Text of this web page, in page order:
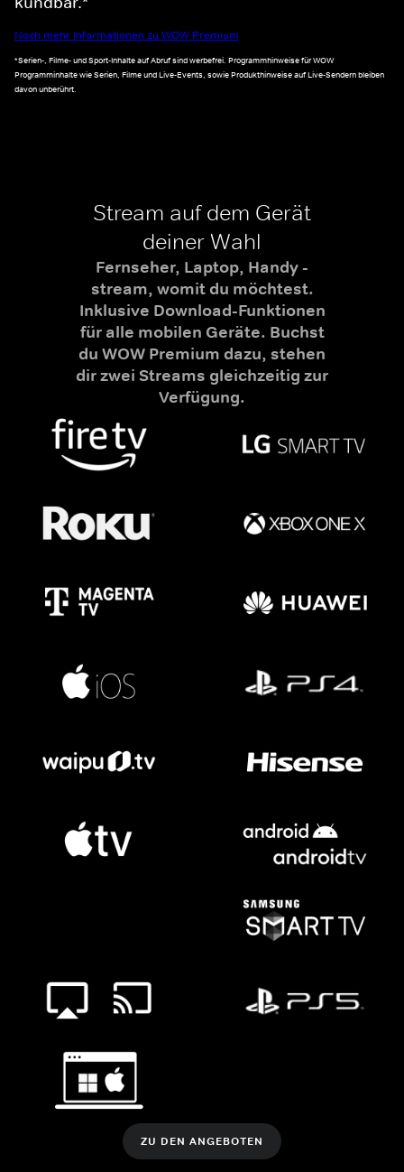
Noch mehr Informationen zu WOW Premium
*Serien-, Filme- und Sport-Inhalte auf Abruf sind werbefrei. Programmhinweise für WOW
Programminhalte wie Serien, Filme und Live-Events, sowie Produkthinweise auf Live-Sendern bleiben
davon unberührt.
Stream auf dem Gerät
deiner Wahl
Fernseher, Laptop, Handy -
stream, womit du möchtest.
Inklusive Download-Funktionen
für alle mobilen Geräte. Buchst
du WOW Premium dazu, stehen
dir zwei Streams gleichzeitig zur
Verfügung.
ZU DEN ANGEBOTEN